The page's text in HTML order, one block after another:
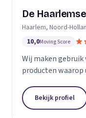
De
Haarlem, Noord-
10,0Moving Score
Wij maken
producten
uur per dag in om
wooncomfort
Bekijk profiel